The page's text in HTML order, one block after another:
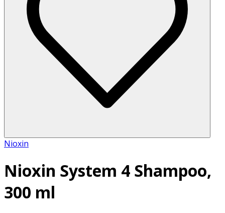
Nioxin
Nioxin System 4 Shampoo,
300 ml